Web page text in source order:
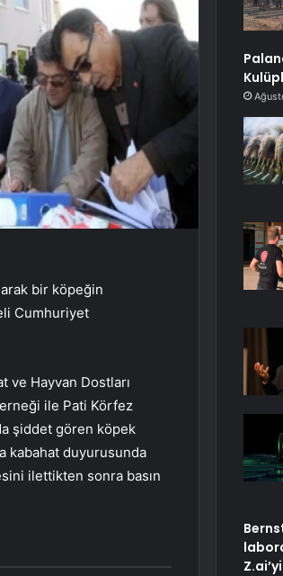
bir köpeğin
Cumhuriyet
ve Hayvan Dostları
ile Pati Körfez
şiddet gören köpek
kabahat duyurusunda
ilettikten sonra basın